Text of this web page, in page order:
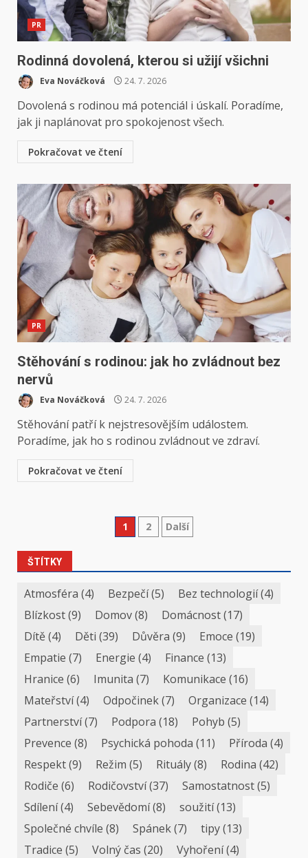
PR
Rodinná dovolená, kterou si užijí všichni
Eva Nováčková 24. 7. 2026
Dovolená s rodinou má potenciál i úskalí. Poradíme,
jak ji naplánovat pro spokojenost všech.
Pokračovat ve čtení
PR
Stěhování s rodinou: jak ho zvládnout bez
nervů
Eva Nováčková 24. 7. 2026
Stěhování patří k nejstresovějším událostem.
Poradíme, jak ho s rodinou zvládnout ve zdraví.
Pokračovat ve čtení
1 2 Další
ŠTÍTKY
Atmosféra (4) Bezpečí(5) Bez technologií(4)
Blízkost(9) Domov(8) Domácnost(17)
Dítě(4) Děti (39) Důvěra (9) Emoce (19)
Empatie (7) Energie (4) Finance (13)
Hranice (6) Imunita (7) Komunikace (16)
Mateřství(4) Odpočinek(7) Organizace (14)
Partnerství(7) Podpora (18) Pohyb (5)
Prevence (8) Psychická pohoda (11) Příroda (4)
Respekt(9) Režim (5) Rituály(8) Rodina (42)
Rodiče (6) Rodičovství(37) Samostatnost(5)
Sdílení(4) Sebevědomí(8) soužití(13)
Společné chvíle (8) Spánek(7) tipy(13)
Tradice (5) Volný čas (20) Vyhoření(4)